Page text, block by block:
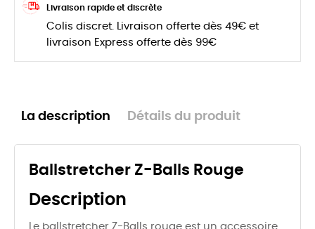
Livraison rapide et discrète
Colis discret. Livraison offerte dès 49€ et
livraison Express offerte dès 99€
La description Détails du produit
Ballstretcher Z-Balls Rouge
Description
Le ballstretcher Z-Balls rouge est un accessoire